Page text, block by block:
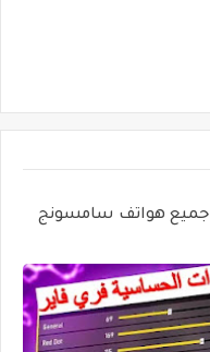
إعدادات الحساسية فري فاير 2026 جميع هواتف سامسونج